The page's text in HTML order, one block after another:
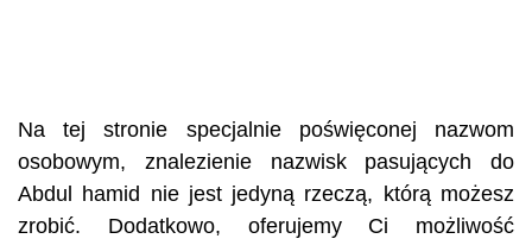
Na tej stronie specjalnie poświęconej nazwom
osobowym, znalezienie nazwisk pasujących do
Abdul hamid nie jest jedyną rzeczą, którą możesz
zrobić. Dodatkowo, oferujemy Ci możliwość